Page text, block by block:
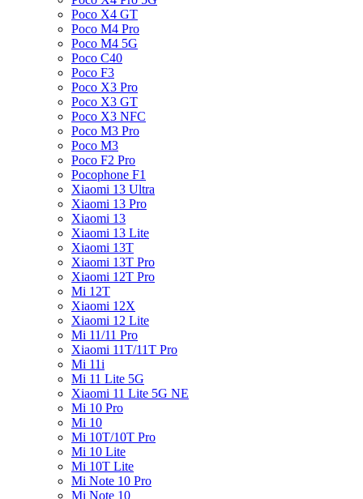
Poco X4 GT
Poco M4 Pro
Poco M4 5G
Poco C40
Poco F3
Poco X3 Pro
Poco X3 GT
Poco X3 NFC
Poco M3 Pro
Poco M3
Poco F2 Pro
Pocophone F1
Xiaomi 13 Ultra
Xiaomi 13 Pro
Xiaomi 13
Xiaomi 13 Lite
Xiaomi 13T
Xiaomi 13T Pro
Xiaomi 12T Pro
Mi 12T
Xiaomi 12X
Xiaomi 12 Lite
Mi 11/11 Pro
Xiaomi 11T/11T Pro
Mi 11i
Mi 11 Lite 5G
Xiaomi 11 Lite 5G NE
Mi 10 Pro
Mi 10
Mi 10T/10T Pro
Mi 10 Lite
Mi 10T Lite
Mi Note 10 Pro
Mi Note 10